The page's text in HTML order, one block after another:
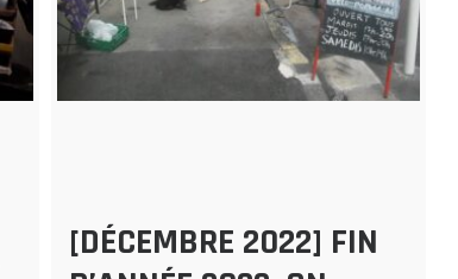
[DÉCEMBRE 2022] FIN